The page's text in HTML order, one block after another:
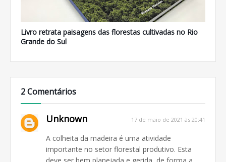
Livro retrata paisagens das florestas cultivadas no Rio
Grande do Sul
2 Comentários
Unknown 17 de maio de 2021 às 20:41
A colheita da madeira é uma atividade
importante no setor florestal produtivo. Esta